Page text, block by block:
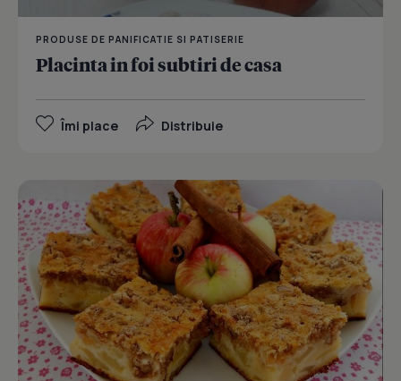
PRODUSE DE PANIFICATIE SI PATISERIE
Placinta in foi subtiri de casa
Îmi place Distribuie